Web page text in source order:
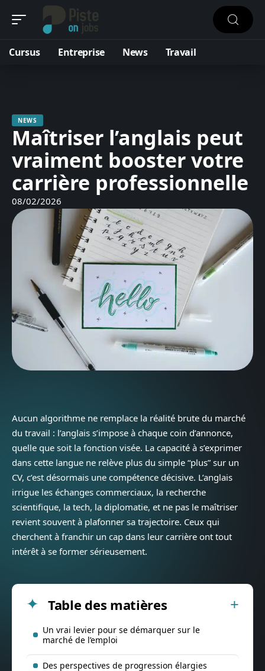
Cursus Entreprise News Travail
NEWS
Maîtriser l’anglais peut
vraiment booster votre
carrière professionnelle
08/02/2026
Aucun algorithme ne remplace la réalité brute du marché
du travail : l’anglais s’impose à chaque coin d’annonce,
quelle que soit la fonction visée. La capacité à s’exprimer
dans cette langue ne relève plus du simple “plus” sur un
CV, c’est désormais une compétence décisive. L’anglais
irrigue les échanges commerciaux, la recherche
scientifique, la tech, la diplomatie, et ne pas le maîtriser
revient souvent à plafonner sa trajectoire. Ceux qui
cherchent à franchir un cap dans leur carrière ont tout
intérêt à se former sérieusement.
Table des matières
Un vrai levier pour se démarquer sur le
marché de l’emploi
Des perspectives de progression élargies